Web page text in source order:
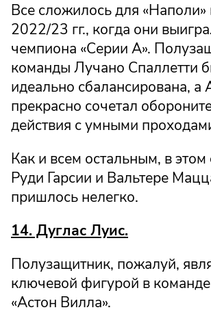
Все сложилось для «Наполи»
2022/23 гг., когда они
чемпиона «Серии А».
команды Лучано Спаллетти
идеально сбалансирована, а
прекрасно сочетал
действия с умными
Как и всем остальным, в этом
Руди Гарсии и Вальтере
пришлось нелегко.
14. Дуглас Луис.
Полузащитник, пожалуй,
ключевой фигурой в
«Астон Вилла».